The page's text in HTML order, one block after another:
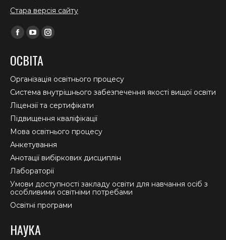
Стара версія сайту
Find us on:
Facebook
opens
in
new
window
YouTube
opens
in
new
window
Instagram
in
new
window
ОСВІТА
Організація освітнього процесу
Система внутрішнього забезпечення якості вищої освіти
Ліцензії та сертифікати
Підвищення кваліфікації
Мова освітнього процесу
Анкетування
Анотації вибіркових дисциплін
Лабораторії
Умови доступності закладу освіти для навчання осіб з
особливими освітніми потребами
Освітні програми
НАУКА